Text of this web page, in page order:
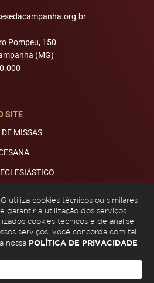
Pompeu, 150
(MG)
SITE
MISSAS
utiliza cookies técnicos ou similares
garantir a utilização dos serviços.
cookies técnicos e de análise
serviços, você concorda com tal
nossa POLÍTICA DE PRIVACIDADE